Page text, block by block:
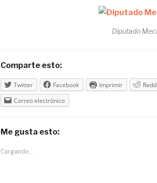
Diputado
Comparte esto:
Twitter Facebook Imprimir
Correo electrónico
Me gusta esto:
Cargando...